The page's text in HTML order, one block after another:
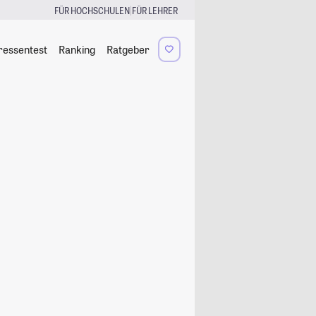
FÜR HOCHSCHULEN|FÜR LEHRER
Ranking Ratgeber